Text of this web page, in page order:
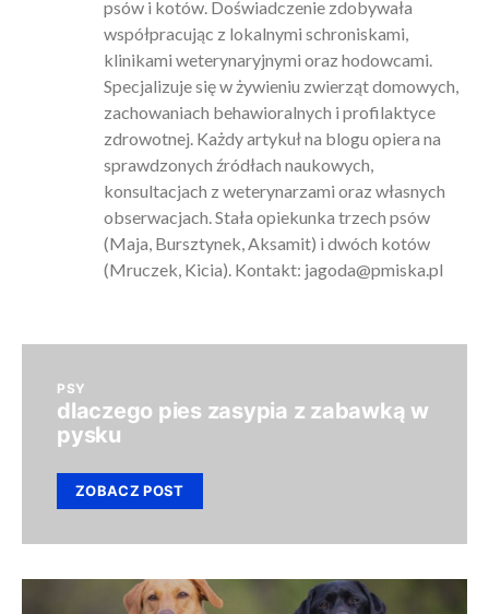
psów i kotów. Doświadczenie zdobywała
współpracując z lokalnymi schroniskami,
klinikami weterynaryjnymi oraz hodowcami.
Specjalizuje się w żywieniu zwierząt domowych,
zachowaniach behawioralnych i profilaktyce
zdrowotnej. Każdy artykuł na blogu opiera na
sprawdzonych źródłach naukowych,
konsultacjach z weterynarzami oraz własnych
obserwacjach. Stała opiekunka trzech psów
(Maja, Bursztynek, Aksamit) i dwóch kotów
(Mruczek, Kicia). Kontakt: jagoda@pmiska.pl
PSY
dlaczego pies zasypia z zabawką w
pysku
ZOBACZ POST